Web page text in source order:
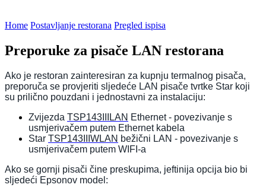
Home Postavljanje restorana Pregled ispisa
Preporuke za pisače LAN restorana
Ako je restoran zainteresiran za kupnju termalnog pisača,
preporuča se provjeriti sljedeće LAN pisače tvrtke Star koji
su prilično pouzdani i jednostavni za instalaciju:
Zvijezda TSP143IIILAN Ethernet - povezivanje s
usmjerivačem putem Ethernet kabela
Star TSP143IIIWLAN bežični LAN - povezivanje s
usmjerivačem putem WIFI-a
Ako se gornji pisači čine preskupima, jeftinija opcija bio bi
sljedeći Epsonov model: